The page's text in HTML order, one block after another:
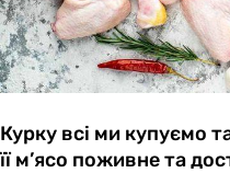
Курку всі ми купуємо
її м’ясо поживне та